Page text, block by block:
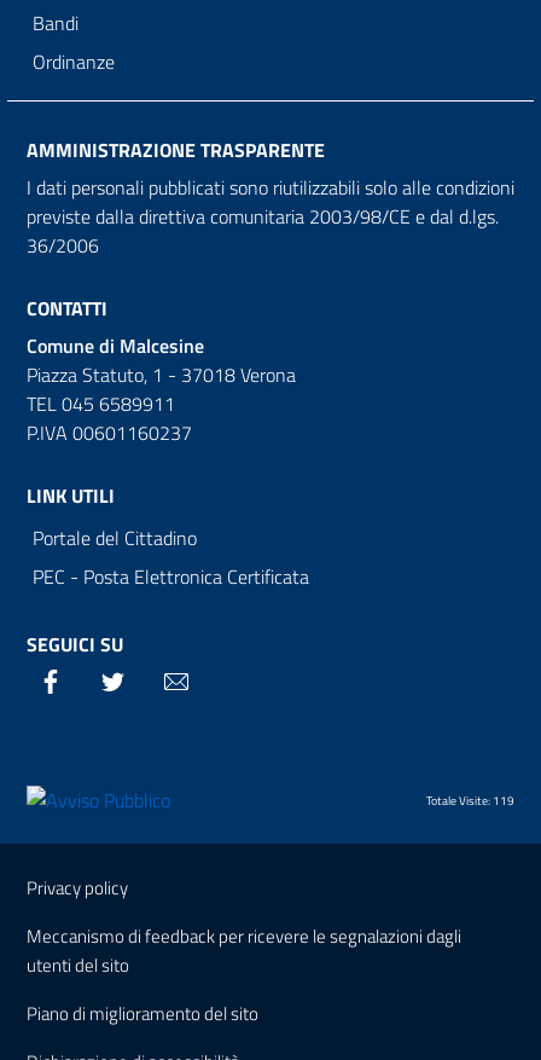
Bandi
Ordinanze
AMMINISTRAZIONE TRASPARENTE
I dati personali pubblicati sono riutilizzabili solo alle condizioni
previste dalla direttiva comunitaria 2003/98/CE e dal d.lgs.
36/2006
CONTATTI
Comune di Malcesine
Piazza Statuto, 1 - 37018 Verona
TEL 045 6589911
P.IVA 00601160237
LINK UTILI
Portale del Cittadino
PEC - Posta Elettronica Certificata
SEGUICI SU
Facebook Twitter
Totale Visite: 119
Sezione Link Utili
Privacy policy
Meccanismo di feedback per ricevere le segnalazioni dagli
utenti del sito
Piano di miglioramento del sito